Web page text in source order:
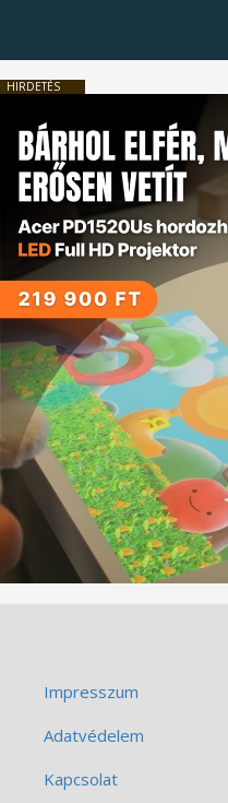
HIRDETÉS
Impresszum
Adatvédelem
Kapcsolat